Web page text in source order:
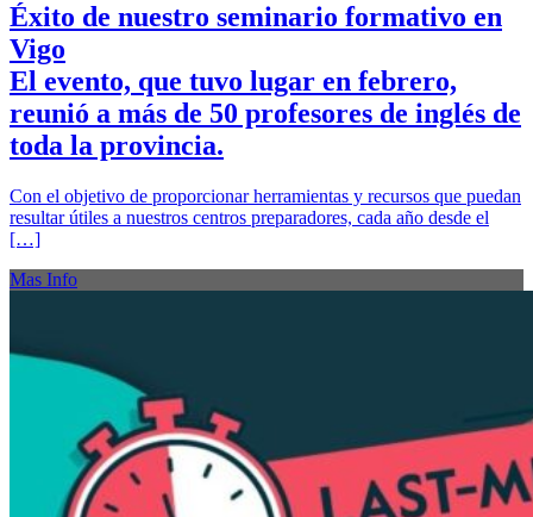
Éxito de nuestro seminario formativo en
Vigo
El evento, que tuvo lugar en febrero,
reunió a más de 50 profesores de inglés de
toda la provincia.
Con el objetivo de proporcionar herramientas y recursos que puedan
resultar útiles a nuestros centros preparadores, cada año desde el
[…]
Mas Info